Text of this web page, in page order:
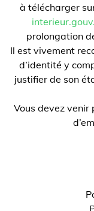
à télécharger
prolongation
Il est vivement
d’identité y
justifier de son
Vous devez venir